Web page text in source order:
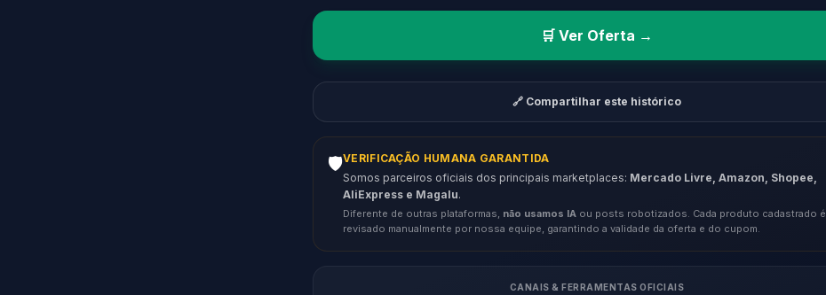
🛒 Ver Oferta →
🔗 Compartilhar este histórico
🛡️VERIFICAÇÃO HUMANA GARANTIDA
Somos parceiros oficiais dos principais marketplaces: Mercado Livre, Amazon, Shopee,
AliExpress e Magalu.
Diferente de outras plataformas, não usamos IA ou posts robotizados. Cada produto cadastrado é
revisado manualmente por nossa equipe, garantindo a validade da oferta e do cupom.
CANAIS & FERRAMENTAS OFICIAIS